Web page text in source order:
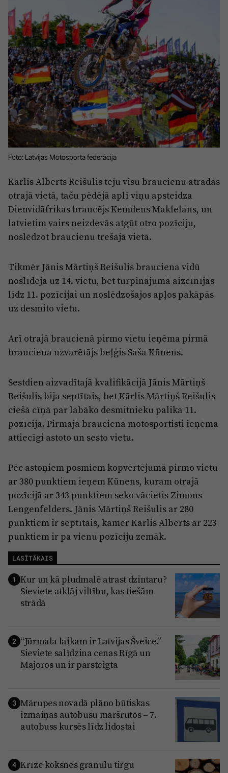
Olaine
Ropaži
Salaspils
Saulkrasti
Sigulda
Jūrmala
Iedvesmai nav vecuma
Vide
Kodols
Kontakti
Reklāma
Par laikrakstu
Privātuma politika
Ētikas kodekss
Pārredzamības paziņojumi
Sludinājumi
Foto: Latvijas Motosporta federācija
Kārlis Alberts Reišulis teju visu braucienu atradās
otrajā vietā, taču pēdējā aplī viņu apsteidza
Dienvidāfrikas braucējs Kemdens Maklelans, un
latvietim vairs neizdevās atgūt otro pozīciju,
noslēdzot braucienu trešajā vietā.
Tikmēr Jānis Mārtiņš Reišulis brauciena vidū
noslīdēja uz 14. vietu, bet turpinājumā aizcīnījās
līdz 11. pozīcijai un noslēdzošajos apļos pakāpās
uz desmito vietu.
Arī otrajā braucienā pirmo vietu ieņēma pirmā
brauciena uzvarētājs beļģis Saša Kūnens.
Sestdien aizvadītajā kvalifikācijā Jānis Mārtiņš
Reišulis bija septītais, bet Kārlis Mārtiņš Reišulis
ciešā cīņā par labāko desmitnieku palika 11.
pozīcijā. Pirmajā braucienā motosportisti ieņēma
attiecīgi astoto un sesto vietu.
Pēc astoņiem posmiem kopvērtējumā pirmo vietu
ar 380 punktiem ieņem Kūnens, kuram otrajā
pozīcijā ar 343 punktiem seko vācietis Zimons
Lengenfelders. Jānis Mārtiņš Reišulis ar 280
punktiem ir septītais, kamēr Kārlis Alberts ar 223
punktiem ir pa vienu pozīciju zemāk.
LASĪTĀKAIS
1 Kur un kā pludmalē atrast dzintaru?
Sieviete atklāj viltību, kas tiešām
strādā
2 “Jūrmala laikam ir Latvijas Šveice.”
Sieviete salīdzina cenas Rīgā un
Majoros un ir pārsteigta
3 Mārupes novadā plāno būtiskas
izmaiņas autobusu maršrutos – 7.
autobuss kursēs līdz lidostai
4 Krīze koksnes granulu tirgū